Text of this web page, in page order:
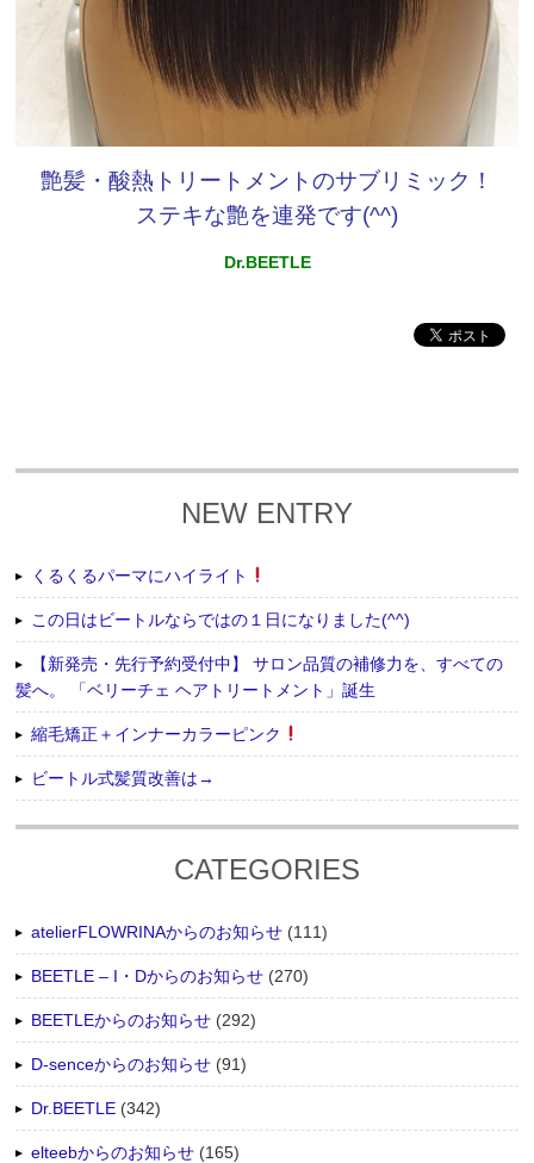
艶髪・酸熱トリートメントのサブリミック！
ステキな艶を連発です(^^)
Dr.BEETLE
NEW ENTRY
くるくるパーマにハイライト
この日はビートルならではの１日になりました(^^)
【新発売・先行予約受付中】 サロン品質の補修力を、すべての
髪へ。 「ベリーチェ ヘアトリートメント」誕生
縮毛矯正＋インナーカラーピンク
ビートル式髪質改善は→
CATEGORIES
atelierFLOWRINAからのお知らせ (111)
BEETLE – I・Dからのお知らせ (270)
BEETLEからのお知らせ (292)
D-senceからのお知らせ (91)
Dr.BEETLE (342)
elteebからのお知らせ (165)